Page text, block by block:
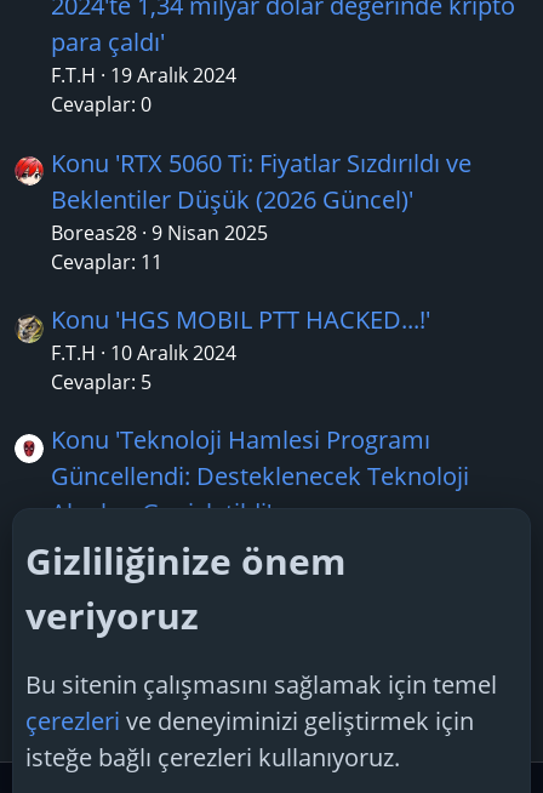
para çaldı'
F.T.H
19 Aralık 2024
Cevaplar: 0
Konu 'RTX 5060 Ti: Fiyatlar Sızdırıldı ve
Beklentiler Düşük (2026 Güncel)'
Boreas28 9 Nisan 2025
Cevaplar: 11
Konu 'HGS MOBIL PTT HACKED...!'
F.T.H
10 Aralık 2024
Cevaplar: 5
Konu 'Teknoloji Hamlesi Programı
Güncellendi: Desteklenecek Teknoloji
Alanları Genişletildi'
tufitorino 2 Şubat 2026
Cevaplar: 1
Konu 'RTX PRO 6000 Blackwell sonunda
satışa sunuldu..!'
TechSpiker
12 Ağustos 2025
Cevaplar: 0
Gizliliğinize önem
veriyoruz
Bu sitenin çalışmasını sağlamak için temel
çerezleri ve deneyiminizi geliştirmek için
isteğe bağlı çerezleri kullanıyoruz.